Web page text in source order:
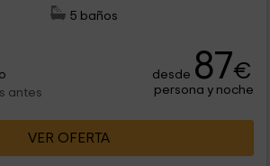
5 baños
antes
desde 87€
persona y noche
VER OFERTA